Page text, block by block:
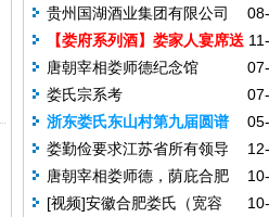
四海 国湖飘香】
贵州国湖酒业集团有限公司
官方网站
【娄府系列酒】娄家人宴席送
礼接待的必备品
唐朝宰相娄师德纪念馆
娄氏宗系考
浙东娄氏东山村第九届圆谱
庆典仪式活动2017.04.15
娄勤俭要求江苏省所有领导
干部：从政廉为首 立世德在先
唐朝宰相娄师德，荫庇合肥
后裔，时隔93年再度修谱
[视频]安徽合肥娄氏（宽容